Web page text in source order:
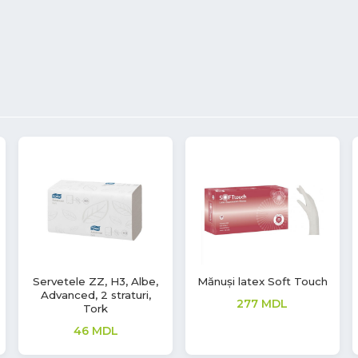
Mănuși latex Soft Touch
277MDL
Șervețele umede cu
curățare